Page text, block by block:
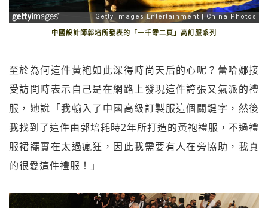
中國設計師郭培所發表的「一千零二頁」高訂服系列
至於為何這件黃袍如此深得時尚天后的心呢？蕾哈娜接
受訪問時表示自己是在網路上發現這件誇張又氣派的禮
服，她說「我輸入了中國高級訂製服這個關鍵字，然後
我找到了這件由郭培耗時2年所打造的黃袍禮服，不過禮
服裙襬實在太過瘋狂，因此我需要有人在旁協助，我真
的很愛這件禮服！」